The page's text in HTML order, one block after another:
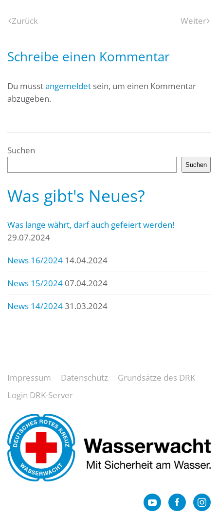
Zurück Weiter
Schreibe einen Kommentar
Du musstangemeldet sein, um einen Kommentar
abzugeben.
Suchen
Suchen
Was gibt's Neues?
Was lange währt, darf auch gefeiert werden!
29.07.2024
News 16/2024 14.04.2024
News 15/2024 07.04.2024
News 14/202431.03.2024
Impressum Datenschutz
Grundsätze des DRK
Login DRK-Server